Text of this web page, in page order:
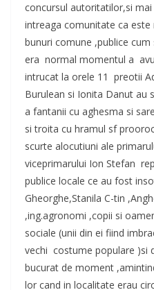
concursul autoritatilor,si
intreaga comunitate ca
bunuri comune ,publice
era normal momentul a
intrucat la orele 11 preotii
Burulean si Ionita Danut au
a fantanii cu aghesma si
si troita cu hramul sf
scurte alocutiuni ale
viceprimarului Ion Stefan
publice locale ce au fost
Gheorghe,Stanila C-tin
,ing.agronomi ,copii si
sociale (unii din ei fiind
vechi costume populare )si
bucurat de moment
lor cand in localitate erau